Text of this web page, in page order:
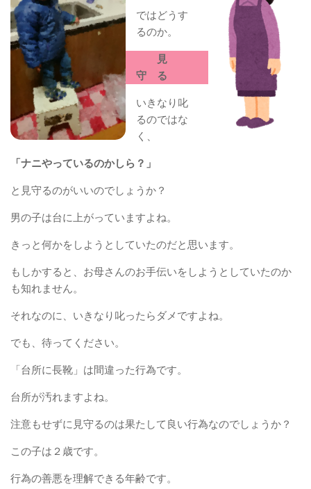
ではどうす
るのか。
見
守 る
いきなり叱
るのではな
く、
「ナニやっているのかしら？」
と見守るのがいいのでしょうか？
男の子は台に上がっていますよね。
きっと何かをしようとしていたのだと思います。
もしかすると、お母さんのお手伝いをしようとしていたのか
も知れません。
それなのに、いきなり叱ったらダメですよね。
でも、待ってください。
「台所に長靴」は間違った行為です。
台所が汚れますよね。
注意もせずに見守るのは果たして良い行為なのでしょうか？
この子は２歳です。
行為の善悪を理解できる年齢です。